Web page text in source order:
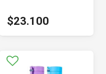
$23.100